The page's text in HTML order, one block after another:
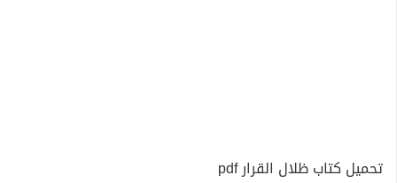
تحميل كتاب ظلال القرار pdf